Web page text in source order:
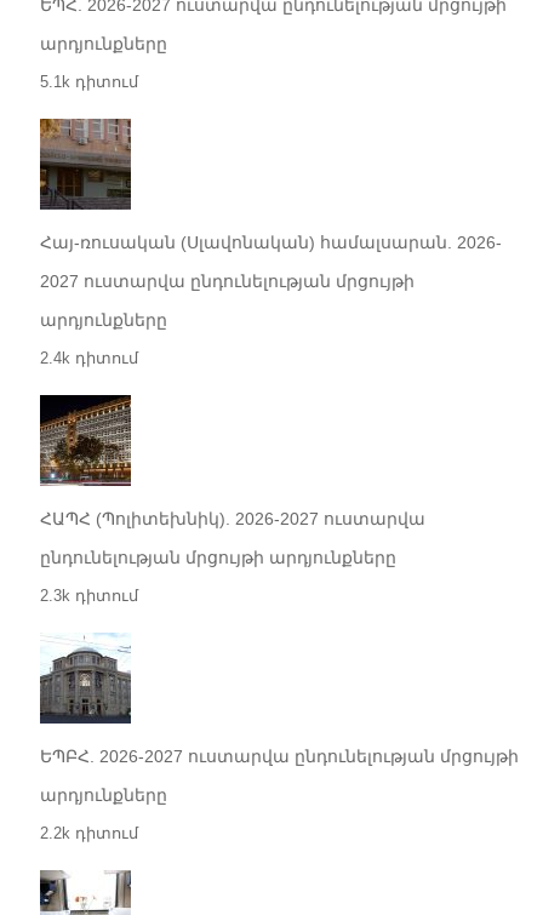
ԵՊՀ. 2026-2027 ուստարվա ընդունելության մրցույթի
արդյունքները
5.1k դիտում
Հայ-ռուսական (Սլավոնական) համալսարան. 2026-
2027 ուստարվա ընդունելության մրցույթի
արդյունքները
2.4k դիտում
ՀԱՊՀ (Պոլիտեխնիկ). 2026-2027 ուստարվա
ընդունելության մրցույթի արդյունքները
2.3k դիտում
ԵՊԲՀ. 2026-2027 ուստարվա ընդունելության մրցույթի
արդյունքները
2.2k դիտում